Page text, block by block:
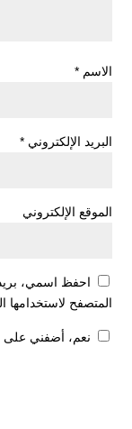
الاسم *
البريد الإلكتروني *
الموقع الإلكتروني
احفظ اسمي،
المتصفح لاستخدامها
نعم، أضفني على